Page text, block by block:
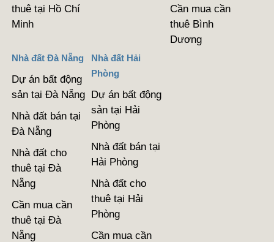
thuê tại Hồ Chí
Minh
Cần mua cần
thuê Bình
Dương
Nhà đất Đà Nẵng
Dự án bất động
sản tại Đà Nẵng
Nhà đất bán tại
Đà Nẵng
Nhà đất cho
thuê tại Đà
Nẵng
Cần mua cần
thuê tại Đà
Nẵng
Nhà đất Hải
Phòng
Dự án bất động
sản tại Hải
Phòng
Nhà đất bán tại
Hải Phòng
Nhà đất cho
thuê tại Hải
Phòng
Cần mua cần